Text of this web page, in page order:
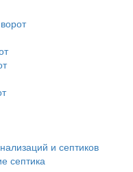
и септиков
септика